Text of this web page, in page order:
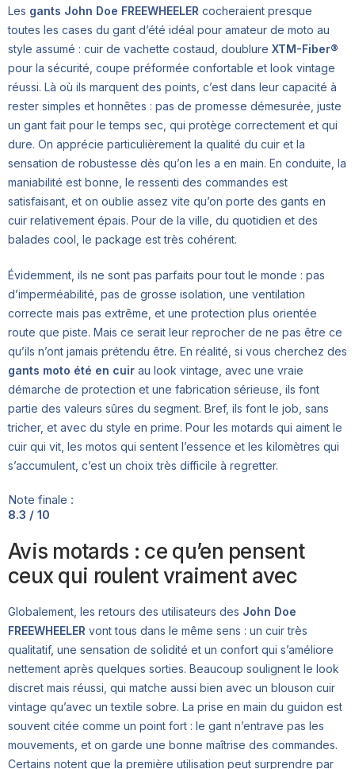
Les gants John Doe FREEWHEELER cocheraient presque
toutes les cases du gant d’été idéal pour amateur de moto au
style assumé : cuir de vachette costaud, doublure XTM-Fiber®
pour la sécurité, coupe préformée confortable et look vintage
réussi. Là où ils marquent des points, c’est dans leur capacité à
rester simples et honnêtes : pas de promesse démesurée, juste
un gant fait pour le temps sec, qui protège correctement et qui
dure. On apprécie particulièrement la qualité du cuir et la
sensation de robustesse dès qu’on les a en main. En conduite, la
maniabilité est bonne, le ressenti des commandes est
satisfaisant, et on oublie assez vite qu’on porte des gants en
cuir relativement épais. Pour de la ville, du quotidien et des
balades cool, le package est très cohérent.
Évidemment, ils ne sont pas parfaits pour tout le monde : pas
d’imperméabilité, pas de grosse isolation, une ventilation
correcte mais pas extrême, et une protection plus orientée
route que piste. Mais ce serait leur reprocher de ne pas être ce
qu’ils n’ont jamais prétendu être. En réalité, si vous cherchez des
gants moto été en cuir au look vintage, avec une vraie
démarche de protection et une fabrication sérieuse, ils font
partie des valeurs sûres du segment. Bref, ils font le job, sans
tricher, et avec du style en prime. Pour les motards qui aiment le
cuir qui vit, les motos qui sentent l’essence et les kilomètres qui
s’accumulent, c’est un choix très difficile à regretter.
Note finale :
8.3 / 10
Avis motards : ce qu’en pensent
ceux qui roulent vraiment avec
Globalement, les retours des utilisateurs des John Doe
FREEWHEELER vont tous dans le même sens : un cuir très
qualitatif, une sensation de solidité et un confort qui s’améliore
nettement après quelques sorties. Beaucoup soulignent le look
discret mais réussi, qui matche aussi bien avec un blouson cuir
vintage qu’avec un textile sobre. La prise en main du guidon est
souvent citée comme un point fort : le gant n’entrave pas les
mouvements, et on garde une bonne maîtrise des commandes.
Certains notent que la première utilisation peut surprendre par